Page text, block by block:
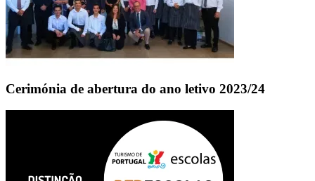
Cerimónia de abertura do ano letivo 2023/24